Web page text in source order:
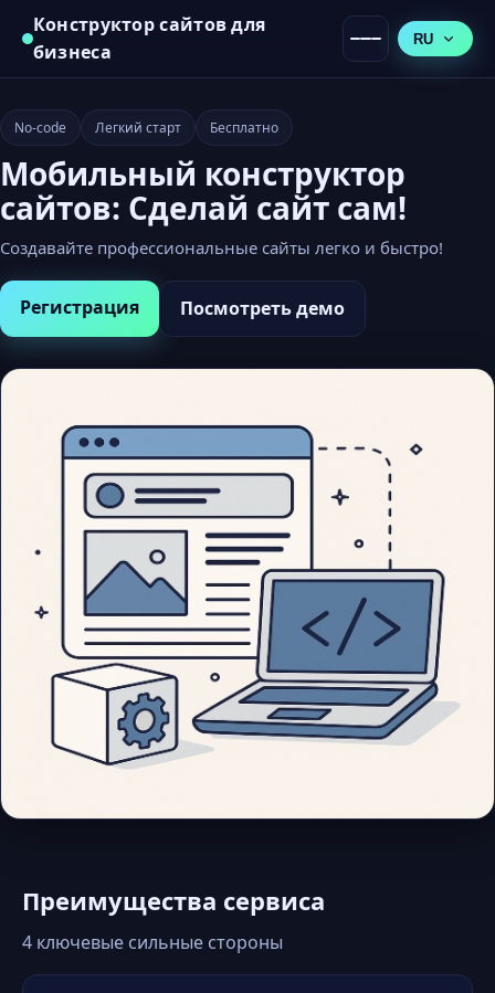
Конструктор сайтов для
бизнеса
RU
No-code Легкий старт Бесплатно
Мобильный конструктор
сайтов: Сделай сайт сам!
Создавайте профессиональные сайты легко и быстро!
Регистрация Посмотреть демо
Преимущества сервиса
4 ключевые сильные стороны